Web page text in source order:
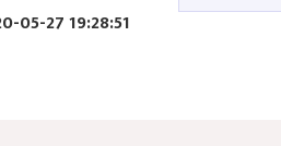
05-27 19:28:51